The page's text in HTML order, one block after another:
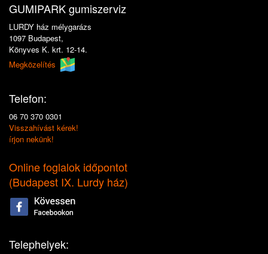
GUMIPARK gumiszerviz
LURDY ház mélygarázs
1097 Budapest,
Könyves K. krt. 12-14.
Megközelítés
Telefon:
06 70 370 0301
Visszahívást kérek!
írjon nekünk!
Online foglalok időpontot
(Budapest IX. Lurdy ház)
Telephelyek: